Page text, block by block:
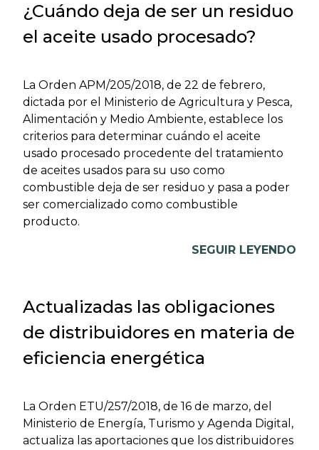
¿Cuándo deja de ser un residuo
el aceite usado procesado?
La Orden APM/205/2018, de 22 de febrero,
dictada por el Ministerio de Agricultura y Pesca,
Alimentación y Medio Ambiente, establece los
criterios para determinar cuándo el aceite
usado procesado procedente del tratamiento
de aceites usados para su uso como
combustible deja de ser residuo y pasa a poder
ser comercializado como combustible
producto.
SEGUIR LEYENDO
Actualizadas las obligaciones
de distribuidores en materia de
eficiencia energética
La Orden ETU/257/2018, de 16 de marzo, del
Ministerio de Energía, Turismo y Agenda Digital,
actualiza las aportaciones que los distribuidores